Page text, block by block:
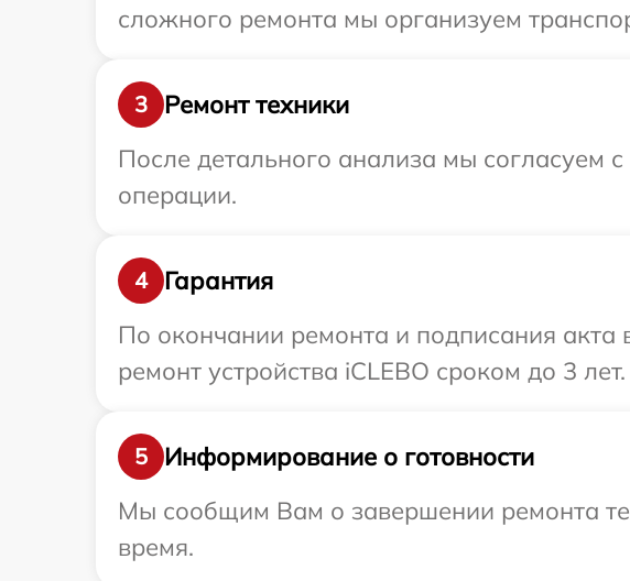
сложного ремонта мы организуем
3
Ремонт техники
После детального анализа мы согласуем
операции.
4
Гарантия
По окончании ремонта и подписания
ремонт устройства iCLEBO сроком до 3 лет.
5
Информирование о готовности
Мы сообщим Вам о завершении ремонта
время.